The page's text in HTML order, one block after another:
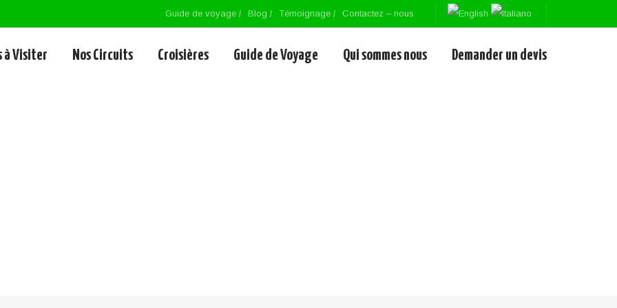
Guide de voyage Blog Témoignage Contactez – nous
à Visiter Nos Circuits Croisières Guide de Voyage Qui sommes nous Demander un devis